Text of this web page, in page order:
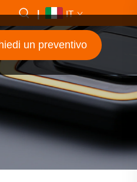
| IT
un preventivo